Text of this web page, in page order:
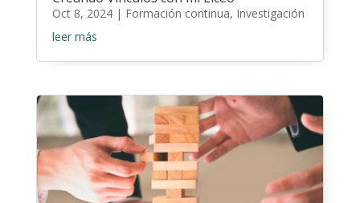
Oct 8, 2024| Formación continua, Investigación
leer más